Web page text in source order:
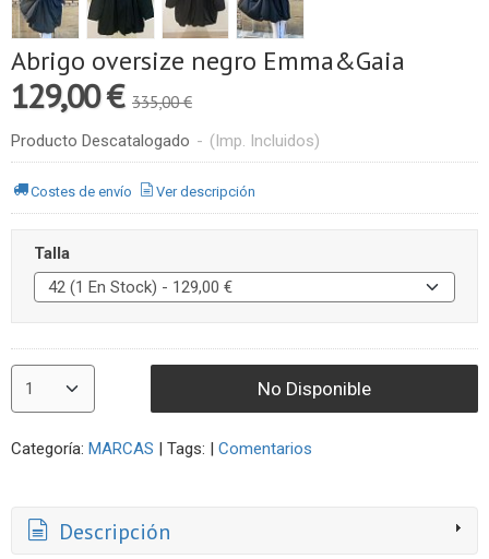
Abrigo oversize negro Emma&Gaia
129,00 € 335,00 €
Producto Descatalogado - (Imp. Incluidos)
Costes de envío Ver descripción
Talla
No Disponible
Categoría: MARCAS | Tags: | Comentarios
Descripción